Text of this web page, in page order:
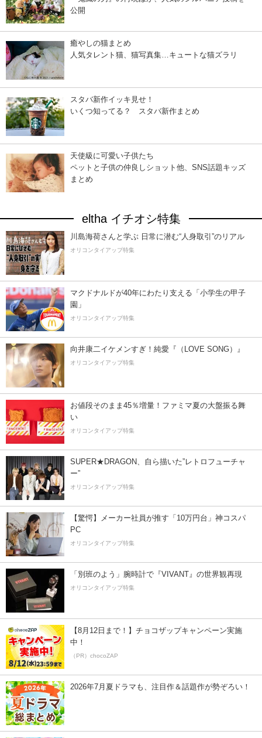
公開
癒やしの猫まとめ
人気タレント猫、猫写真集…キュートな猫ズラリ
スタバ新作イッキ見せ！
いくつ知ってる？ スタバ新作まとめ
天使級に可愛い子供たち
ペットと子供の仲良しショット他、SNS話題キッズ
まとめ
eltha イチオシ特集
川島海荷さんと学ぶ 日常に潜む“人身取引”のリアル
オリコンタイアップ特集
マクドナルドが40年にわたり支える「小学生の甲子
園」
オリコンタイアップ特集
向井康二イケメンすぎ！純愛『（LOVE SONG）』
オリコンタイアップ特集
お値段そのまま45％増量！ファミマ夏の大盤振る舞
い
オリコンタイアップ特集
SUPER★DRAGON、自ら描いた”レトロフューチャ
ー”
オリコンタイアップ特集
【驚愕】メーカー社員が推す「10万円台」神コスパ
PC
オリコンタイアップ特集
「別班のよう」腕時計で『VIVANT』の世界観再現
オリコンタイアップ特集
【8月12日まで！】チョコザップキャンペーン実施
中！
（PR）chocoZAP
2026年7月夏ドラマも、注目作＆話題作が勢ぞろい！